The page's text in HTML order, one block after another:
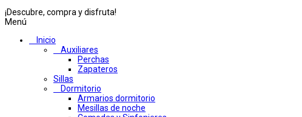
¡Descubre, compra y disfruta!
Menú
Inicio
Auxiliares
Perchas
Zapateros
Sillas
Dormitorio
Armarios dormitorio
Mesillas de noche